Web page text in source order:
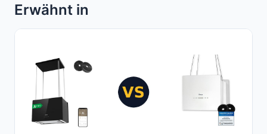
Erwähnt in